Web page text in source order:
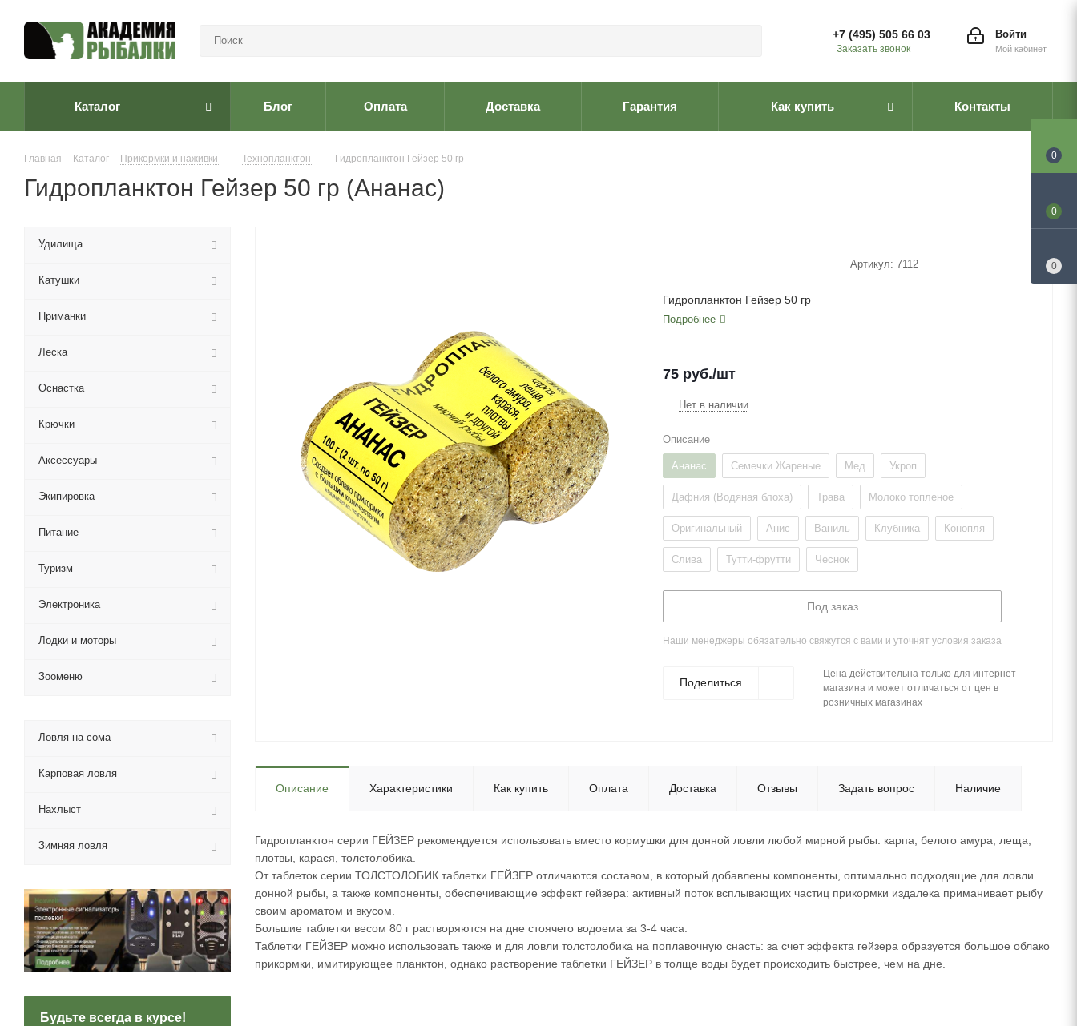
Войти
Мой кабинет
+7 (495) 505 66 03
Заказать звонок
Каталог Блог Оплата Доставка Гарантия Как купить Контакты
Главная - Каталог - Прикормки и наживки - Технопланктон - Гидропланктон Гейзер 50 гр
Гидропланктон Гейзер 50 гр (Ананас)
Артикул: 7112
Гидропланктон Гейзер 50 гр
Подробнее
75 руб./шт
Нет в наличии
Описание
Ананас Семечки Жареные Мед Укроп
Дафния (Водяная блоха) Трава Молоко топленое
Оригинальный Анис Ваниль Клубника Конопля
Слива Тутти-фрутти Чеснок
Под заказ
Наши менеджеры обязательно свяжутся с вами и уточнят условия заказа
Поделиться
Цена действительна только для интернет-
магазина и может отличаться от цен в
розничных магазинах
Описание Характеристики Как купить Оплата Доставка Отзывы Задать вопрос Наличие
Гидропланктон серии ГЕЙЗЕР рекомендуется использовать вместо кормушки для донной ловли любой мирной рыбы: карпа, белого амура, леща,
плотвы, карася, толстолобика.
От таблеток серии ТОЛСТОЛОБИК таблетки ГЕЙЗЕР отличаются составом, в который добавлены компоненты, оптимально подходящие для ловли
донной рыбы, а также компоненты, обеспечивающие эффект гейзера: активный поток всплывающих частиц прикормки издалека приманивает рыбу
своим ароматом и вкусом.
Большие таблетки весом 80 г растворяются на дне стоячего водоема за 3-4 часа.
Таблетки ГЕЙЗЕР можно использовать также и для ловли толстолобика на поплавочную снасть: за счет эффекта гейзера образуется большое облако
прикормки, имитирующее планктон, однако растворение таблетки ГЕЙЗЕР в толще воды будет происходить быстрее, чем на дне.
Удилища
Катушки
Приманки
Леска
Оснастка
Крючки
Аксессуары
Экипировка
Питание
Туризм
Электроника
Лодки и моторы
Зооменю
Ловля на сома
Карповая ловля
Нахлыст
Зимняя ловля
Будьте всегда в курсе!
0
0
0